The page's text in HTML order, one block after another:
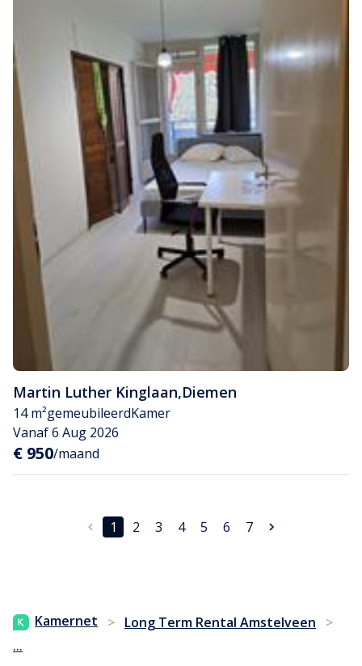
Martin Luther Kinglaan,Diemen
14 m²gemeubileerdKamer
Vanaf 6 Aug 2026
€ 950/maand
1 2 3 4 5 6 7
Kamernet > Long Term Rental Amstelveen >
...